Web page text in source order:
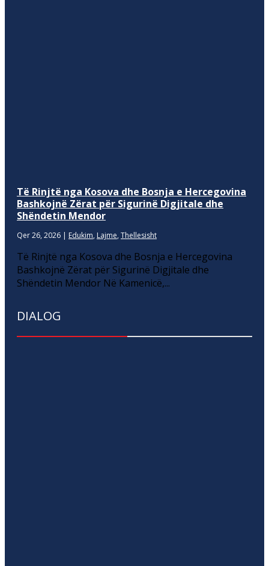
Të Rinjtë nga Kosova dhe Bosnja e Hercegovina
Bashkojnë Zërat për Sigurinë Digjitale dhe
Shëndetin Mendor
Qer 26, 2026 | Edukim, Lajme, Thellesisht
Të Rinjtë nga Kosova dhe Bosnja e Hercegovina
Bashkojnë Zërat për Sigurinë Digjitale dhe
Shëndetin Mendor Në Kamenicë,...
DIALOG